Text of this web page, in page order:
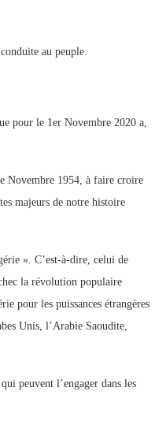
au peuple.
pour le 1er Novembre 2020 a,
Novembre 1954, à faire croire
majeurs de notre histoire
». C’est-à-dire, celui de
la révolution populaire
pour les puissances étrangères
Unis, l’Arabie Saoudite,
peuvent l’engager dans les